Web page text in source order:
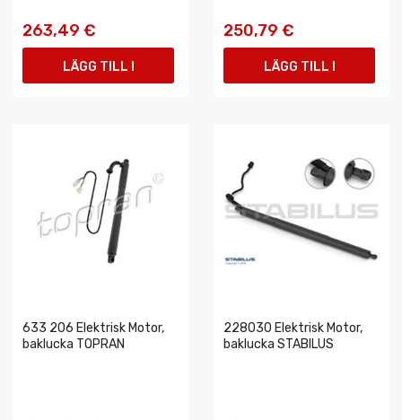
263,49 €
LÄGG TILL I
250,79 €
LÄGG TILL I
633 206 Elektrisk Motor,
baklucka TOPRAN
228030 Elektrisk Motor,
baklucka STABILUS